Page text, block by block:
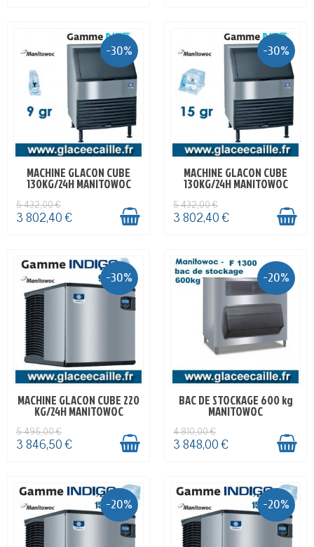
-30%
EN STOCK
MACHINE GLACON CUBE
130KG/24H MANITOWOC
5 432,00 €
3 802,40 €
-30%
EN STOCK
MACHINE GLACON CUBE
130KG/24H MANITOWOC
5 432,00 €
3 802,40 €
-30%
EN STOCK
MACHINE GLACON CUBE 220
KG/24H MANITOWOC
5 495,00 €
3 846,50 €
-20%
EN STOCK
BAC DE STOCKAGE 600 kg
MANITOWOC
4 810,00 €
3 848,00 €
-20% -20%